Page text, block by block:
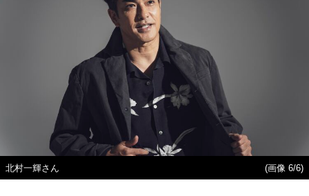
北村一輝さん (画像 6/6)